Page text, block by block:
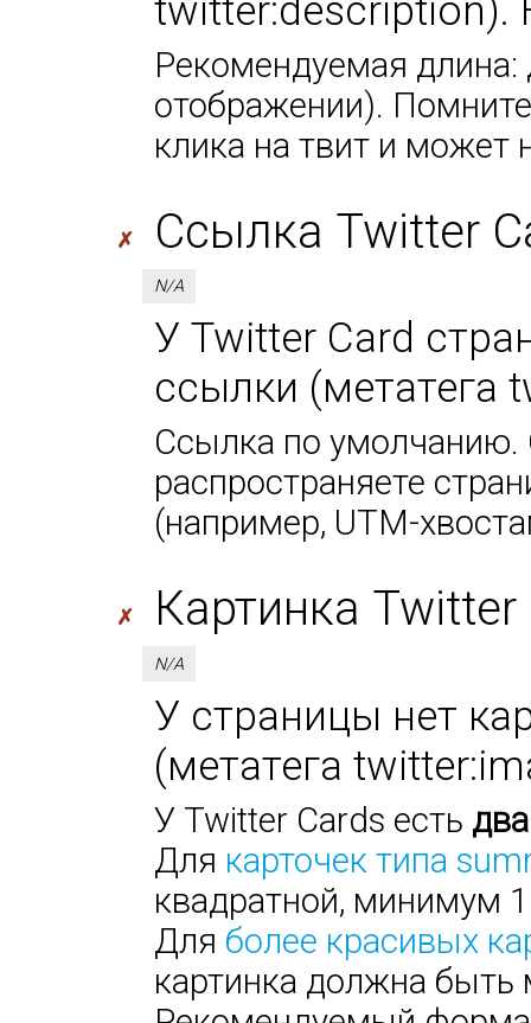
twitter:description).
Рекомендуемая длина:
отображении).
клика на твит и может
✗ Ссылка Twitter
N/A
У Twitter Card
ссылки (метатега
Ссылка по умолчанию.
распространяете
(например, UTM-
✗ Картинка
N/A
У страницы нет
(метатега
У Twitter Cards есть
Для карточек типа
квадратной, минимум
Для более красивых
картинка должна